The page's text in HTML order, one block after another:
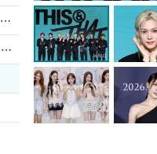
더불어민주당 당대표·최고위원 후보 합동연설회
주택용지 검토 알려지자... 신속히 늘어선 '근조화환'